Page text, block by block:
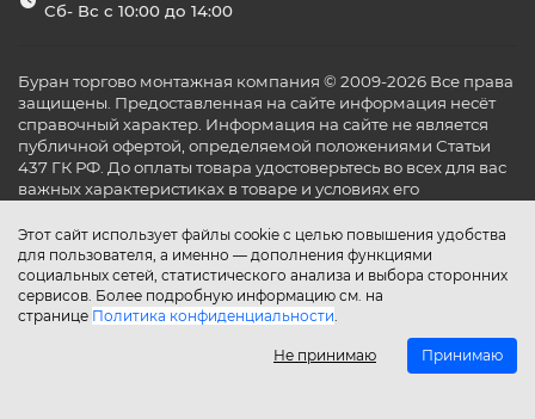
Этот сайт использует файлы cookie с целью повышения удобства
для пользователя, а именно — дополнения функциями
социальных сетей, статистического анализа и выбора сторонних
сервисов. Более подробную информацию см. на
странице Политика конфиденциальности.
Не принимаю Принимаю
Сб- Вс с 10:00 до 14:00
Буран торгово монтажная компания © 2009-2026 Все права
защищены. Предоставленная на сайте информация несёт
справочный характер. Информация на сайте не является
публичной офертой, определяемой положениями Статьи
437 ГК РФ. До оплаты товара удостоверьтесь во всех для вас
важных характеристиках в товаре и условиях его